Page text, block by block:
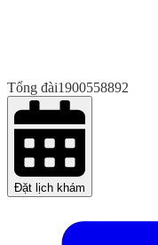
Tổng đài1900558892
Đặt lịch khám